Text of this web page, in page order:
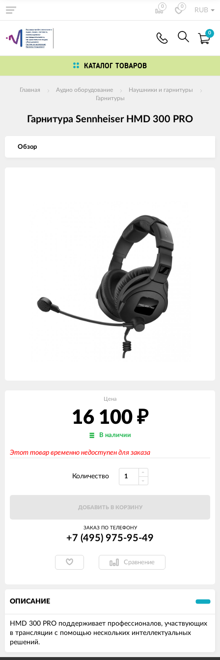
0 0
RUB
0
КАТАЛОГ ТОВАРОВ
Главная Аудио оборудование
Наушники и гарнитуры
Гарнитуры
Гарнитура Sennheiser HMD 300 PRO
Обзор
Цена
16 100 ₽
В наличии
Этот товар временно недоступен для заказа
Количество
ДОБАВИТЬ В КОРЗИНУ
ЗАКАЗ ПО ТЕЛЕФОНУ
+7 (495) 975-95-49
Сравнение
ОПИСАНИЕ
HMD 300 PRO поддерживает профессионалов, участвующих
в трансляции с помощью нескольких интеллектуальных
решений.